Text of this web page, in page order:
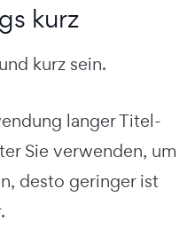
kurz
kurz sein.
langer Titel-
Sie verwenden, um
desto geringer ist